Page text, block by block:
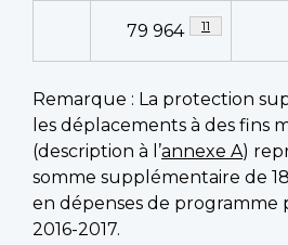
79 964 Note de bas
11
Remarque : La protection
les déplacements à des fins
(description à l’annexe A)
somme supplémentaire de
en dépenses de programme
2016-2017.